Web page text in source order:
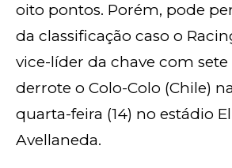
oito pontos. Porém, pode
da classificação caso o
vice-líder da chave com sete
derrote o Colo-Colo (Chile)
quarta-feira (14) no estádio
Avellaneda.